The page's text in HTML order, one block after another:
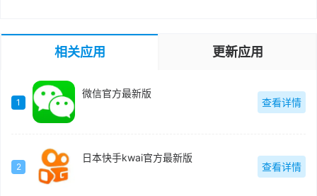
相关应用 更新应用
1
微信官方最新版
查看详情
2
日本快手kwai官方最新版
查看详情